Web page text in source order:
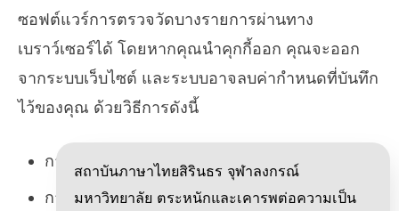
ซอฟต์แวร์การตรวจวัดบางรายการผ่านทาง
เบราว์เซอร์ได้ โดยหากคุณนำคุกกี้ออก คุณจะออก
จากระบบเว็บไซต์ และระบบอาจลบค่ากำหนดที่บันทึก
ไว้ของคุณ ด้วยวิธีการดังนี้
การตั้งค่าคุกกี้ใน
Chrome
การตั้งค่าคุกกี้ในSafariและiOS
สถาบันภาษาไทยสิรินธร จุฬาลงกรณ์
มหาวิทยาลัย ตระหนักและเคารพต่อความเป็น